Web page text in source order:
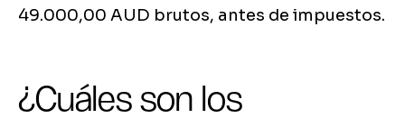
49.000,00 AUD brutos, antes de impuestos.
¿Cuáles son los